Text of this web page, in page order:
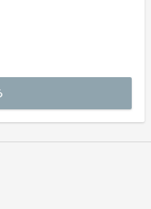
ただいた後、
します。